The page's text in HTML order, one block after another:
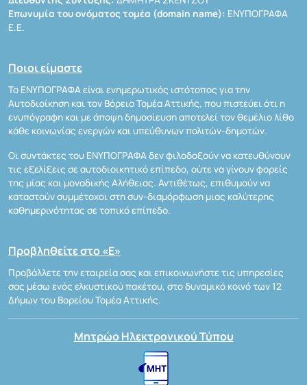
Επωνυμία του ονόματος τομέα (domain name): ΕΝΥΠΟΓΡΑΦΑ
Ε.Ε.
Ποιοι είμαστε
Το ΕΝΥΠΟΓΡΑΦΑ είναι ενημερωτικός ιστότοπος για την
Αυτοδιοίκηση και τον Βόρειο Τομέα Αττικής, που πιστεύει ότι η
ενυπόγραφη και με άποψη δημοσίευση αποτελεί τον θεμέλιο λίθο
κάθε κοινωνίας ενεργών και υπεύθυνων πολιτών-δημοτών.
Οι συντάκτες του ΕΝΥΠΟΓΡΑΦΑ δεν φιλοδοξούν να κατευθύνουν
τις εξελίξεις σε αυτοδιοικητικό επίπεδο, ούτε να γίνουν φορείς
της μίας και μοναδικής Αλήθειας. Αντιθέτως, επιθυμούν να
καταστούν συμμέτοχοι στη συν-διαμόρφωση μιας καλύτερης
καθημερινότητας σε τοπικό επίπεδο.
Προβληθείτε στο «Ε»
Προβάλλετε την εταιρεία σας και επικοινωνήστε τις υπηρεσίες
σας μέσω ενός ελκυστικού πακέτου, στο δυναμικό κοινό των 12
Δήμων του Βορείου Τομέα Αττικής.
Μητρώο Ηλεκτρονικού Τύπου